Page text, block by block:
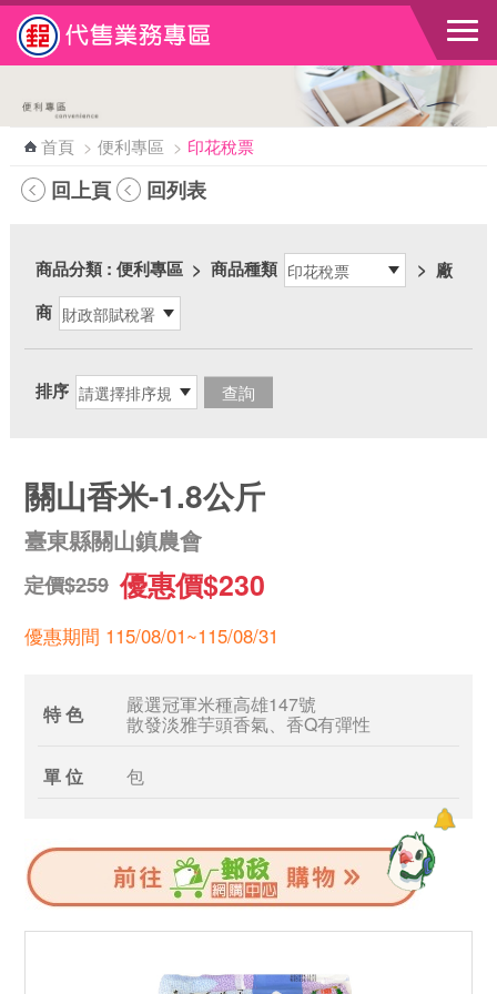
跳到主要內容區塊
首頁 > 便利專區 > 印花稅票
回上頁 回列表
商品分類: 便利專區 > 商品種類 > 廠
商
排序
關山香米-1.8公斤
臺東縣關山鎮農會
定價$259 優惠價$230
優惠期間 115/08/01~115/08/31
特 色 嚴選冠軍米種高雄147號
散發淡雅芋頭香氣、香Q有彈性
單 位 包